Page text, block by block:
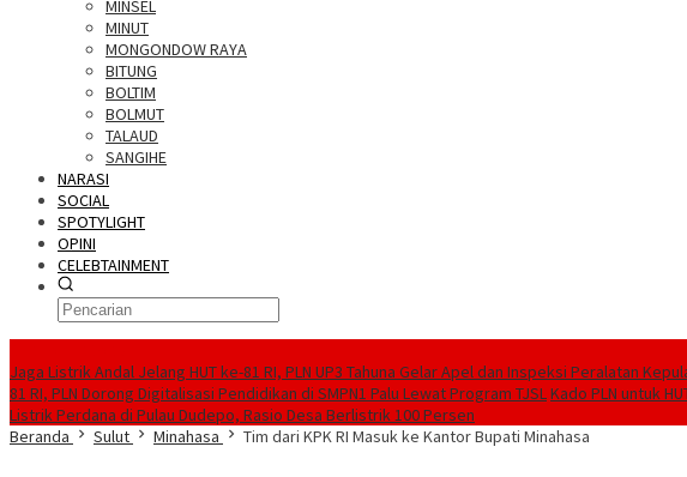
MINSEL
MINUT
MONGONDOW RAYA
BITUNG
BOLTIM
BOLMUT
TALAUD
SANGIHE
NARASI
SOCIAL
SPOTYLIGHT
OPINI
CELEBTAINMENT
Jaga Listrik Andal Jelang HUT ke-81 RI, PLN UP3 Tahuna Gelar Apel dan Inspeksi Peralatan
81 RI, PLN Dorong Digitalisasi Pendidikan di SMPN1 Palu Lewat Program TJSLKado PLN untuk
Listrik Perdana di Pulau Dudepo, Rasio Desa Berlistrik 100 Persen
Beranda
Sulut Minahasa Tim dari KPK RI Masuk ke Kantor Bupati Minahasa